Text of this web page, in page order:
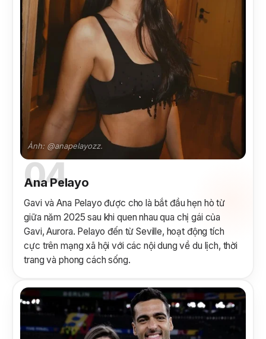
Ảnh: @anapelayozz.
04
Ana Pelayo
Gavi và Ana Pelayo được cho là bắt đầu hẹn hò từ
giữa năm 2025 sau khi quen nhau qua chị gái của
Gavi, Aurora. Pelayo đến từ Seville, hoạt động tích
cực trên mạng xã hội với các nội dung về du lịch, thời
trang và phong cách sống.